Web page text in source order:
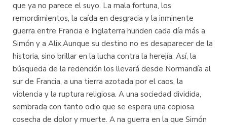
que ya no parece el suyo. La mala fortuna, los
remordimientos, la caída en desgracia y la inminente
guerra entre Francia e Inglaterra hunden cada día más a
Simón y a Alix.Aunque su destino no es desaparecer de la
historia, sino brillar en la lucha contra la herejía. Así, la
búsqueda de la redención los llevará desde Normandía al
sur de Francia, a una tierra azotada por el caos, la
violencia y la ruptura religiosa. A una sociedad dividida,
sembrada con tanto odio que se espera una copiosa
cosecha de dolor y muerte. A na guerra en la que Simón